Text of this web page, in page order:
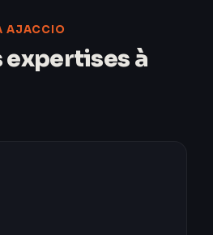
AJACCIO
expertises à